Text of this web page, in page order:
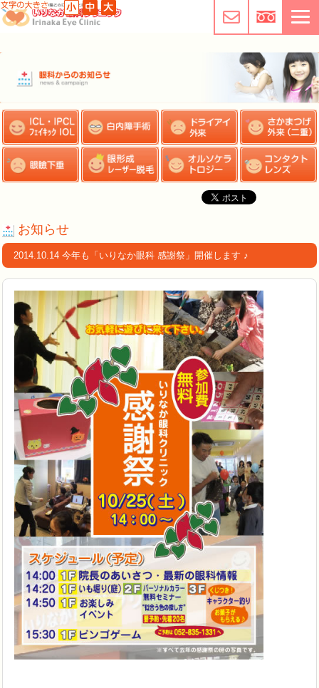
お知らせ
2014.10.14 今年も「いりなか眼科 感謝祭」開催します ♪